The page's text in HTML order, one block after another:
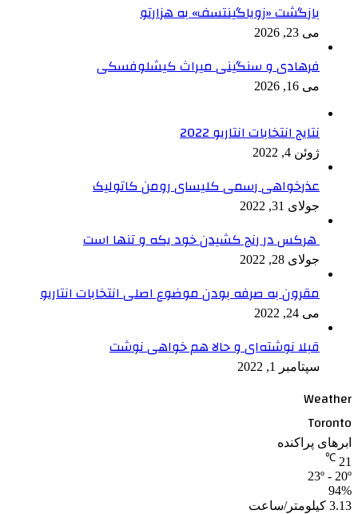
بازگشت «زویاگینتسف» به هزارتو
می 23, 2026
فرهادی و سنگینی میراث کیشلوفسکی
می 16, 2026
نتایج انتخابات انتاریو 2022
ژوئن 4, 2022
عذرخواهی رسمی کلیسای رومن کاتولیک
جولای 31, 2022
هرکس در رنج کشیدن خود یکه و تنها است
جولای 28, 2022
مقرون به صرفه بودن موضوع اصلی انتخابات انتاریو
می 24, 2022
قبلا نوشته‌ای و حالا هم خواهی نوشت
سپتامبر 1, 2022
Weather
Toronto
ابرهای پراکنده
21
℃
23º - 20º
94%
3.13 کیلومتر/ساعت